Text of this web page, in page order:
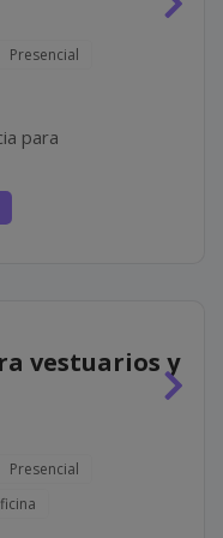
Presencial
para
vestuarios y
Presencial